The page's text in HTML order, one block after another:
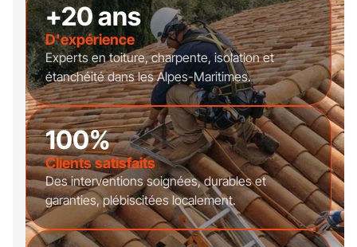
+20 ans
D'expérience
Experts en toiture, charpente, isolation et
étanchéité dans les Alpes-Maritimes.
100%
Clients satisfaits
Des interventions soignées, durables et
garanties, plébiscitées localement.